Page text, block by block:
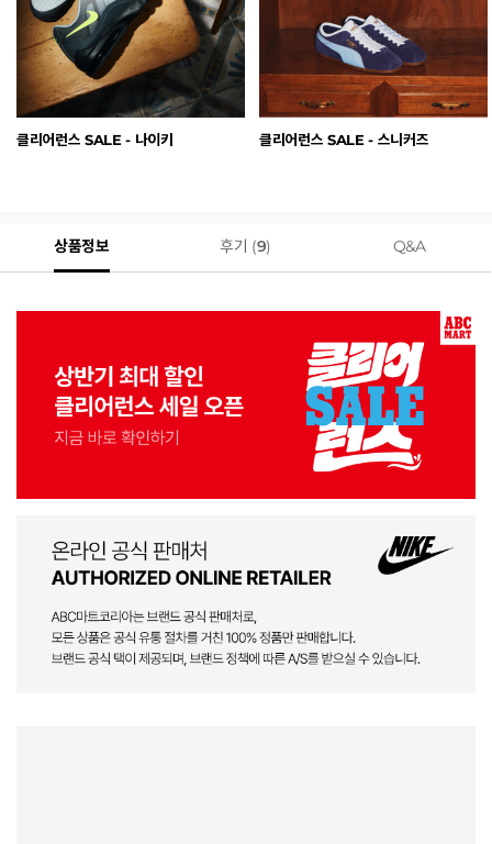
클리어런스 SALE - 나이키 클리어런스 SALE - 스니커즈
상품정보 후기 (9) Q&A